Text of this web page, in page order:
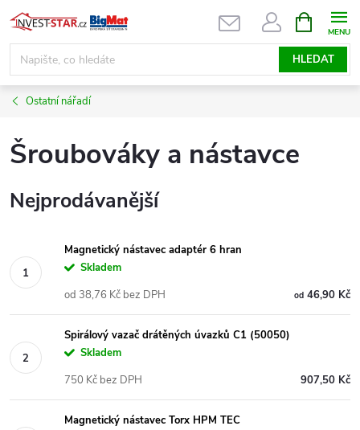
Přejít
na
obsah
HLEDAT
NÁKUPNÍ
KOŠÍK
Ostatní nářadí
Šroubováky a nástavce
Nejprodávanější
Magnetický nástavec adaptér 6 hran
Skladem
od46,90 Kč
od 38,76 Kč bez DPH
Spirálový vazač drátěných úvazků C1 (50050)
Skladem
907,50 Kč
750 Kč bez DPH
Magnetický nástavec Torx HPM TEC